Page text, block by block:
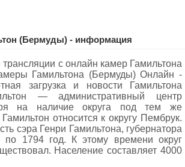
(Бермуды) - информация
с онлайн камер Гамильтона
Гамильтона (Бермуды) Oнлайн -
загрузка и новости Гамильтона
— административный центр
на наличие округа под тем же
относится к округу Пембрук.
сэра Генри Гамильтона, губернатора
1794 год. К этому времени округ
Население составляет 4000